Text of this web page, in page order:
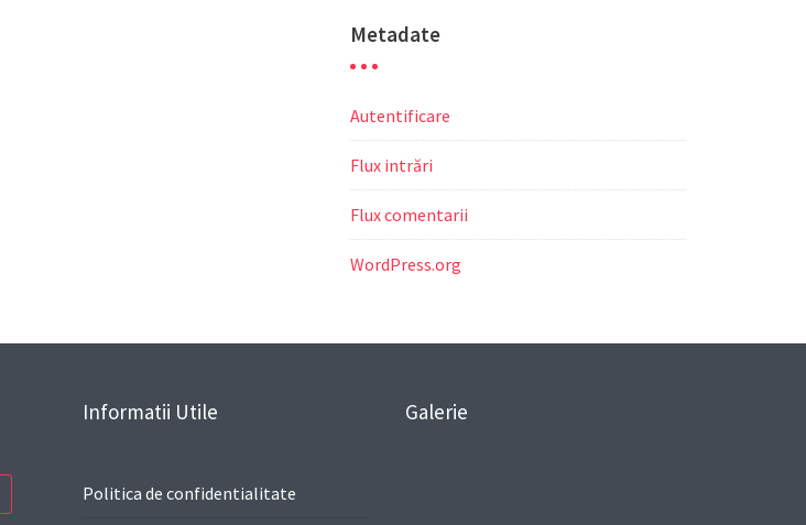
Metadate
Autentificare
Flux intrări
Flux comentarii
WordPress.org
Informatii Utile
Politica de confidentialitate
Galerie